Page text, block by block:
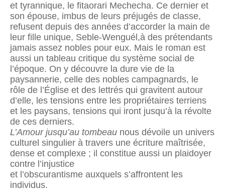
et tyrannique, le fitaorari Mechecha. Ce dernier et
son épouse, imbus de leurs préjugés de classe,
refusent depuis des années d’accorder la main de
leur fille unique, Seble-Wenguél,à des prétendants
jamais assez nobles pour eux. Mais le roman est
aussi un tableau critique du système social de
l’époque. On y découvre la dure vie de la
paysannerie, celle des nobles campagnards, le
rôle de l’Église et des lettrés qui gravitent autour
d’elle, les tensions entre les propriétaires terriens
et les paysans, tensions qui iront jusqu’à la révolte
de ces derniers.
L’Amour jusqu’au tombeau nous dévoile un univers
culturel singulier à travers une écriture maîtrisée,
dense et complexe ; il constitue aussi un plaidoyer
contre l’injustice
et l’obscurantisme auxquels s’affrontent les
individus.